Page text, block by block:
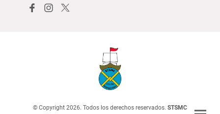
© Copyright 2026. Todos los derechos reservados. STSMC